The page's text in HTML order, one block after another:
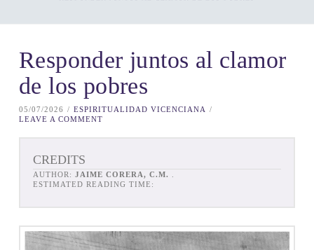
Responder juntos al clamor
de los pobres
05/07/2026
ESPIRITUALIDAD VICENCIANA
LEAVE A COMMENT
CREDITS
AUTHOR: JAIME CORERA, C.M.
ESTIMATED READING TIME: